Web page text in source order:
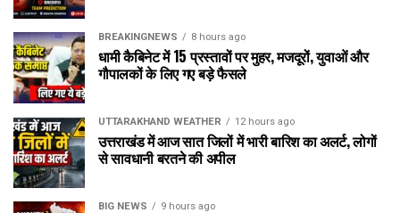
BREAKINGNEWS 8 hours ago
धामी कैबिनेट में 15 प्रस्तावों पर मुहर, मजदूरों, युवाओं और
गौपालकों के लिए गए बड़े फैसले
UTTARAKHAND WEATHER 12 hours ago
उत्तराखंड में आज सात जिलों में भारी बारिश का अलर्ट, लोगों
से सावधानी बरतने की अपील
BIG NEWS 9 hours ago